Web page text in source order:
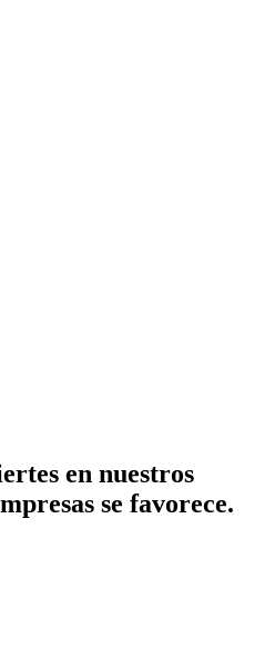
en nuestros
se favorece.